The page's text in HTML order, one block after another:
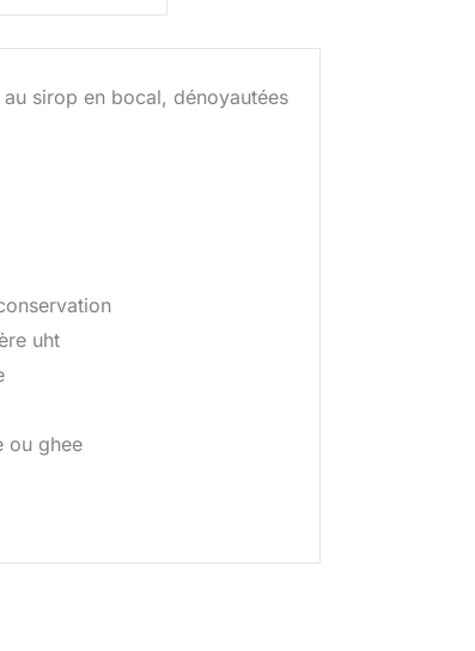
au sirop en bocal, dénoyautées
uht
ou ghee